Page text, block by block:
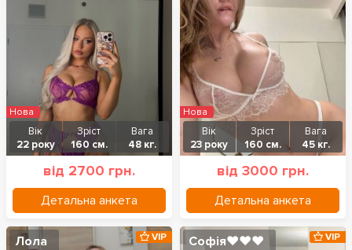
Вік
22 року
Зріст
160 см.
Вага
48 кг.
від 2700 грн.
Детальна анкета
Нова
Вік
23 року
Зріст
160 см.
Вага
45 кг.
від 3000 грн.
Детальна анкета
Нова
Лола VIP Софія❤️❤️❤️ VIP